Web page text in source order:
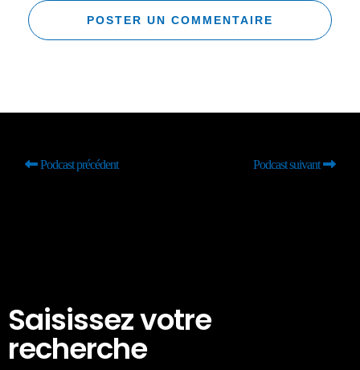
Podcast précédent Podcast suivant
Saisissez votre
recherche